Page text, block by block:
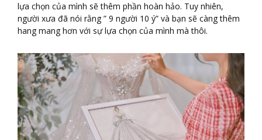
lựa chọn của mình sẽ thêm phần hoàn hảo. Tuy nhiên,
người xưa đã nói rằng ” 9 người 10 ý” và bạn sẽ càng thêm
hang mang hơn với sự lựa chọn của mình mà thôi.